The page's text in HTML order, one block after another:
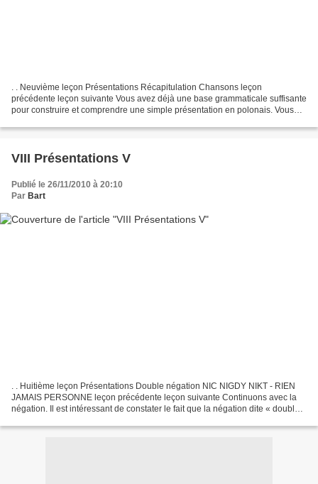
. . Neuvième leçon Présentations Récapitulation Chansons leçon
précédente leçon suivante Vous avez déjà une base grammaticale suffisante
pour construire et comprendre une simple présentation en polonais. Vous
VIII Présentations V
Publié le 26/11/2010 à 20:10
Par Bart
. . Huitième leçon Présentations Double négation NIC NIGDY NIKT - RIEN
JAMAIS PERSONNE leçon précédente leçon suivante Continuons avec la
négation. Il est intéressant de constater le fait que la négation dite « double »